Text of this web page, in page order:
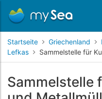
Startseite Griechenland
Lefkas
Sammelstelle für
Sammelstelle